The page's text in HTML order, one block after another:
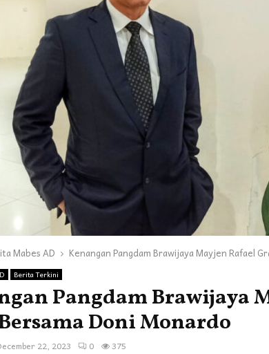
Mabes AD Kenangan Pangdam Brawijaya Mayjen Rafael
Berita Terkini
Pangdam Brawijaya
Doni Monardo
22, 2023 0 375